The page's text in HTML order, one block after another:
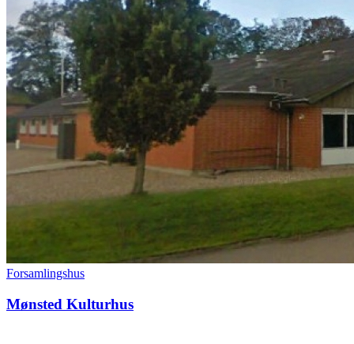
Forsamlingshus
Mønsted Kulturhus